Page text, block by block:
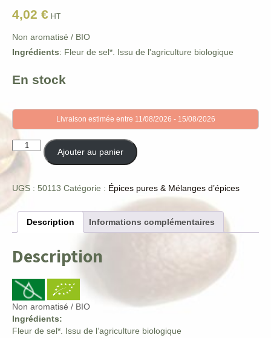
4,02 € HT
Non aromatisé / BIO
Ingrédients: Fleur de sel*. Issu de l'agriculture biologique
En stock
Livraison estimée entre 11/08/2026 - 15/08/2026
quantité
de
Fleur
sel
BIO
Ajouter au panier
UGS : 50113 Catégorie : Épices pures & Mélanges d’épices
Description Informations complémentaires
Description
Non aromatisé / BIO
Ingrédients:
Fleur de sel*. Issu de l’agriculture biologique